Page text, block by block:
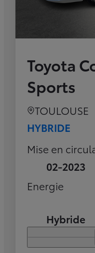
Toyota
Sports
TOULOUSE
HYBRIDE
Mise en
02-2023
Energie
Hybride